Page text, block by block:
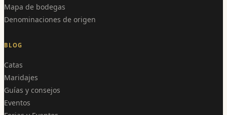
Mapa de bodegas
Denominaciones de origen
BLOG
Catas
Maridajes
Guías y consejos
Eventos